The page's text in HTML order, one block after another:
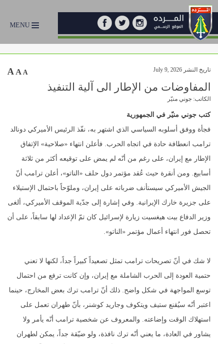
MENU
تاريخ النشر July 9, 2026 A A A
المفاوضات من الإطار الى آلية التنفيذ
الكاتب: جوني منيّر
كتب جوني منيّر في الجمهورية
فجأة ووفق أسلوبه السياسي الذي اشتهر به، نفّذ الرئيس الأميركي دونالد
ترامب انعطافة حادة في اتجاه الحرب. فأعلن انتهاء «صلاحية» الإتفاق
الإطار مع إيران، على رغم من أنّه لم يمض على توقيعه أكثر من ثلاثة
أسابيع. ومن أنقرة حيث عُقد مؤتمر دول حلف «الناتو»، أعلن ترامب أنّ
الجيش الأميركي سيستأنف ضرباته على إيران، وملوّحاً باحتمال الإستيلاء
على جزيرة خارك الإيرانية. وفي إشارة إلى جدّية الموقف الأميركي، ألغى
وزير الدفاع بيت هيغسيت زيارة لإسرائيل كان تمّ الإعداد لها سابقاً، على أن
تحصل فور انتهاء أعمال مؤتمر «الناتو».
لا شك في أنّ تصريحات ترامب تمثل تصعيداً كبيراً جداً، لكنها لا تعني
حتمية العودة إلى الحرب الشاملة مع إيران، وإن كانت ترفع من احتمال
توسع المواجهة في شكل واضح. ذلك أنّ ترامب ترك بعض المخارج، حينما
اعتبر أنّه سيُقنع ستيف ويتكوف وجاريد كوشنر، بأنّ طهران تعمل على
استهلاك الوقت وإضاعته. والمعروف عن شخصية ترامب أنّه يأمر ولا
يشاور في العادة، ما يعني أنّه ترك نافذة، ولو ضيّقة جداً، يمكن لطهران